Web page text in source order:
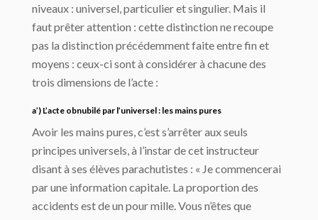
niveaux : universel, particulier et singulier. Mais il
faut prêter attention : cette distinction ne recoupe
pas la distinction précédemment faite entre fin et
moyens : ceux-ci sont à considérer à chacune des
trois dimensions de l’acte :
a’) L’acte obnubilé par l’universel : les mains pures
Avoir les mains pures, c’est s’arrêter aux seuls
principes universels, à l’instar de cet instructeur
disant à ses élèves parachutistes : « Je commencerai
par une information capitale. La proportion des
accidents est de un pour mille. Vous n’êtes que